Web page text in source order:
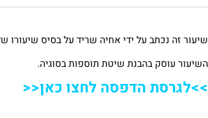
שיעור זה נכתב על ידי אחיה שריד על בסיס
השיעור עוסק בהבנת שיטת תוספות בסוגיה.
>>לגרסת הדפסה לחצו כאן<<